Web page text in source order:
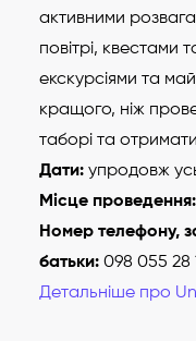
активними
повітрі, квестами
екскурсіями та
кращого, ніж
таборі та
Дати: упродовж
Місце проведення:
Номер телефону,
батьки: 098 055 28
Детальніше про